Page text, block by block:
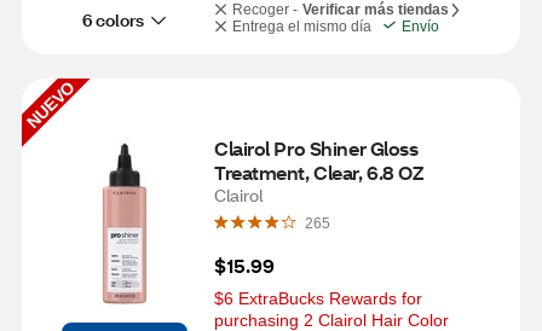
6 colors Recoger - Verificar más tiendas
Entrega el mismo día
Envío
NUEVO
Clairol Pro Shiner Gloss
Treatment, Clear, 6.8 OZ
Clairol
265
$15.99
$6 ExtraBucks Rewards for
purchasing 2 Clairol Hair Color